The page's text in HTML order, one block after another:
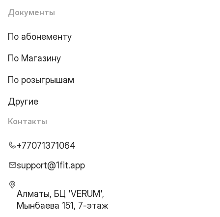
Документы
По абонементу
По Магазину
По розыгрышам
Другие
Контакты
+77071371064
support@1fit.app
Алматы, БЦ 'VERUM',
Мынбаева 151, 7-этаж